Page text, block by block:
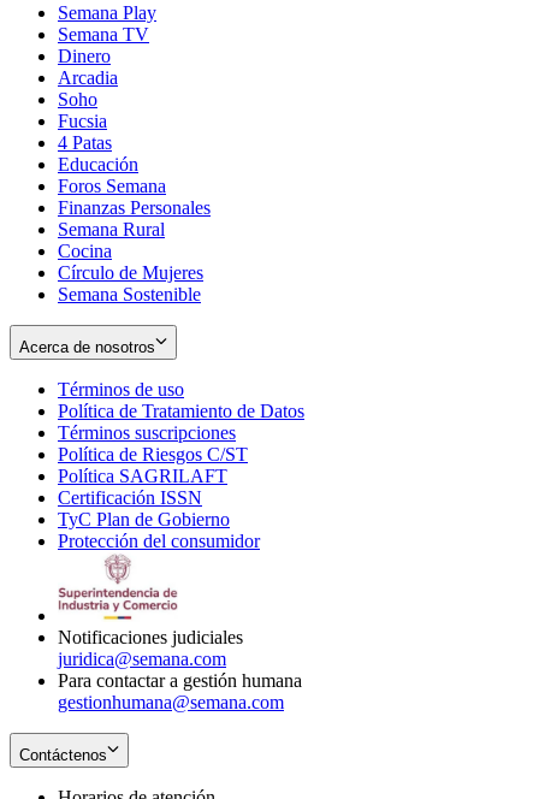
Semana Play
Semana TV
Dinero
Arcadia
Soho
in
new
window
Fucsia
in
new
window
4 Patas
Educación
Foros Semana
Finanzas Personales
Semana Rural
Cocina
Círculo de Mujeres
Semana Sostenible
Acerca de nosotros
Términos de uso
in
new
window
Política de Tratamiento de Datos
Términos suscripciones
in
Política de Riesgos C/ST
Política SAGRILAFT
new
window
Certificación ISSN
in
new
TyC Plan de Gobierno
in
Protección del consumidorOpens
Notificaciones judiciales
juridica@semana.com
Para contactar a gestión humana
gestionhumana@semana.com
Contáctenos